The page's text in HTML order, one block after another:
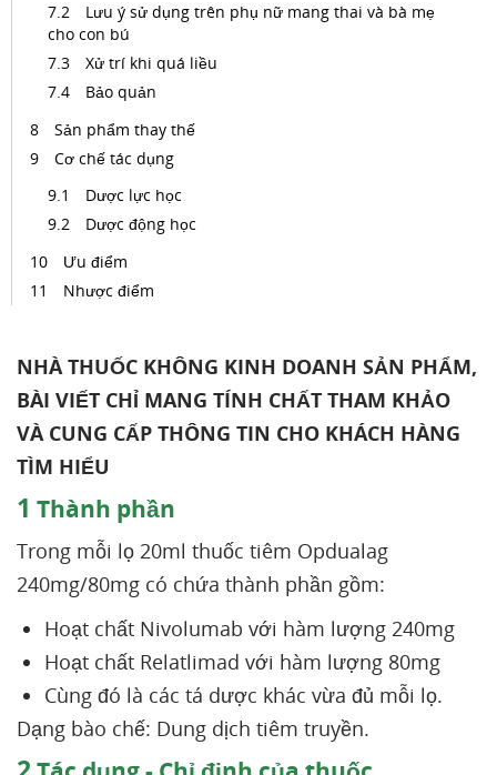
Lưu ý sử dụng trên phụ nữ mang thai và bà mẹ
cho con bú
Xử trí khi quá liều
Bảo quản
Sản phẩm thay thế
Cơ chế tác dụng
Dược lực học
Dược động học
Ưu điểm
Nhược điểm
NHÀ THUỐC KHÔNG KINH DOANH SẢN PHẨM,
BÀI VIẾT CHỈ MANG TÍNH CHẤT THAM KHẢO
VÀ CUNG CẤP THÔNG TIN CHO KHÁCH HÀNG
TÌM HIỂU
1 Thành phần
Trong mỗi lọ 20ml thuốc tiêm Opdualag
240mg/80mg có chứa thành phần gồm:
Hoạt chất Nivolumab với hàm lượng 240mg
Hoạt chất Relatlimad với hàm lượng 80mg
Cùng đó là các tá dược khác vừa đủ mỗi lọ.
Dạng bào chế: Dung dịch tiêm truyền.